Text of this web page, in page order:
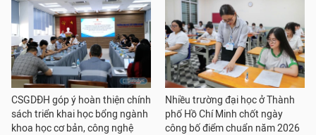
CSGDĐH góp ý hoàn thiện chính
sách triển khai học bổng ngành
khoa học cơ bản, công nghệ
Nhiều trường đại học ở Thành
phố Hồ Chí Minh chốt ngày
công bố điểm chuẩn năm 2026